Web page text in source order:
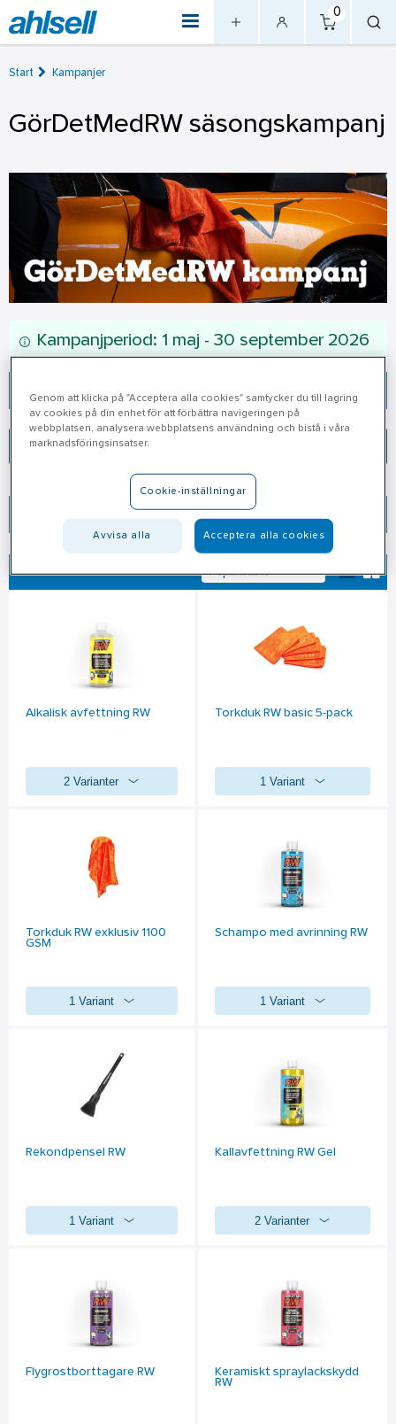
0
Start Kampanjer
GörDetMedRW säsongskampanj
Kampanjperiod: 1 maj - 30 september 2026
Välj underkategori
Verktyg & Maskiner
Sortera
Alkalisk avfettning RW
2 Varianter
Torkduk RW basic 5-pack
1 Variant
Torkduk RW exklusiv 1100
GSM
1 Variant
Schampo med avrinning RW
1 Variant
Rekondpensel RW
1 Variant
Kallavfettning RW Gel
2 Varianter
Flygrostborttagare RW
Keramiskt spraylackskydd
RW
Genom att klicka på "Acceptera alla cookies" samtycker du till lagring
av cookies på din enhet för att förbättra navigeringen på
webbplatsen, analysera webbplatsens användning och bistå i våra
marknadsföringsinsatser.
Cookie-inställningar
Avvisa alla Acceptera alla cookies